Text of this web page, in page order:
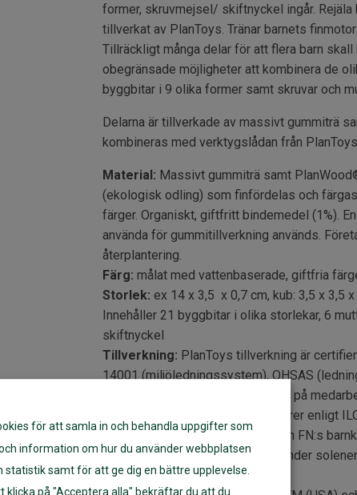
former, skruvmejsel/ skiftnyckel ingår.
tillverkat av PlanToys. Tränar barnets
Tillräckligt många delar för att flera barn
obegränsade möjligheter att kombinera de
byggbitar i 9 olika former samt skruvar och
Delarna är tillverkade av massivt gummiträ
kombineras med verktygslådan från
Material: Massivt gummiträ samt
(ekologisk odling) som finfördelas och
färger. Organiskt, giftfritt bindemedel (1%).
använda för gummitillverkning används.
återplantering.
Färg: målat med vattenbaserade, giftfria
Storlek: ex 14 x 3,5 x 0,7 cm, kub: 3,5 x 3,5
Innehåller 21 byggbitar i olika storlekar, 6
skiftnyckel
Tillverkning: PlanToys tillverkning är
14001 (miljöledningssystem), OHSAS
(fabrikscertifiering som fokuserar på
företaget och hos dess leverantörer enligt
om de mänskliga rättigheterna och FN:s
Fabriken är koldioxidneutral, använder
minimera elanvädningen.
för att samla in och behandla uppgifter som
information om hur du använder webbplatsen
statistik samt för att ge dig en bättre upplevelse.
klicka på "Acceptera alla" bekräftar du att du